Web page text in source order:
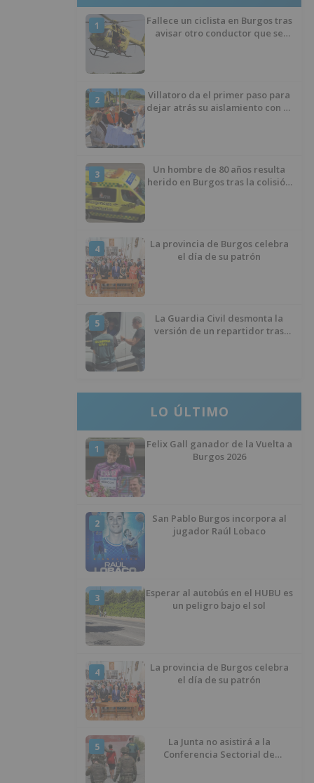
1
Fallece un ciclista en Burgos tras
avisar otro conductor que se
2
Villatoro da el primer paso para
dejar atrás su aislamiento con el
3
Un hombre de 80 años resulta
herido en Burgos tras la colisión
4
La provincia de Burgos celebra
el día de su patrón
5
La Guardia Civil desmonta la
versión de un repartidor tras
LO ÚLTIMO
1
Felix Gall ganador de la Vuelta a
Burgos 2026
2
San Pablo Burgos incorpora al
jugador Raúl Lobaco
3
Esperar al autobús en el HUBU es
un peligro bajo el sol
4
La provincia de Burgos celebra
el día de su patrón
5
La Junta no asistirá a la
Conferencia Sectorial de